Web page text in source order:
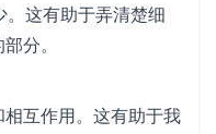
这有助于弄清楚细
分。
互作用。这有助于我